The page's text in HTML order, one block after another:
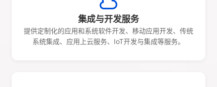
集成与开发服务
提供定制化的应用和系统软件开发、移动应用开发、传统
系统集成、应用上云服务、IoT开发与集成等服务。